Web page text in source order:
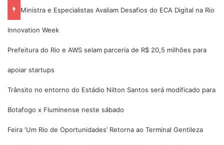
Ministra e Especialistas Avaliam Desafios do ECA Digital na Rio
Innovation Week
Prefeitura do Rio e AWS selam parceria de R$ 20,5 milhões para
apoiar startups
Trânsito no entorno do Estádio Nilton Santos será modificado para
Botafogo x Fluminense neste sábado
Feira ‘Um Rio de Oportunidades’ Retorna ao Terminal Gentileza